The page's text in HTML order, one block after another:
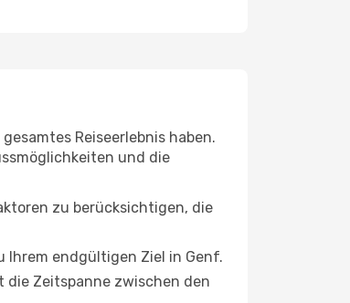
Reiseerlebnis haben.
und die
zu berücksichtigen, die
endgültigen Ziel in Genf.
die Zeitspanne zwischen den